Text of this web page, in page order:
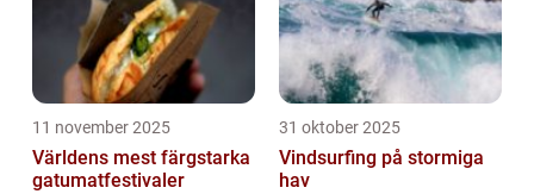
11 november 2025
Världens mest färgstarka
gatumatfestivaler
31 oktober 2025
Vindsurfing på stormiga
hav